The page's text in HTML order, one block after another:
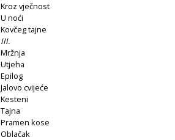
Kroz vječnost
U noći
Kovčeg tajne
III.
Mržnja
Utjeha
Epilog
Jalovo cvijeće
Kesteni
Tajna
Pramen kose
Oblačak